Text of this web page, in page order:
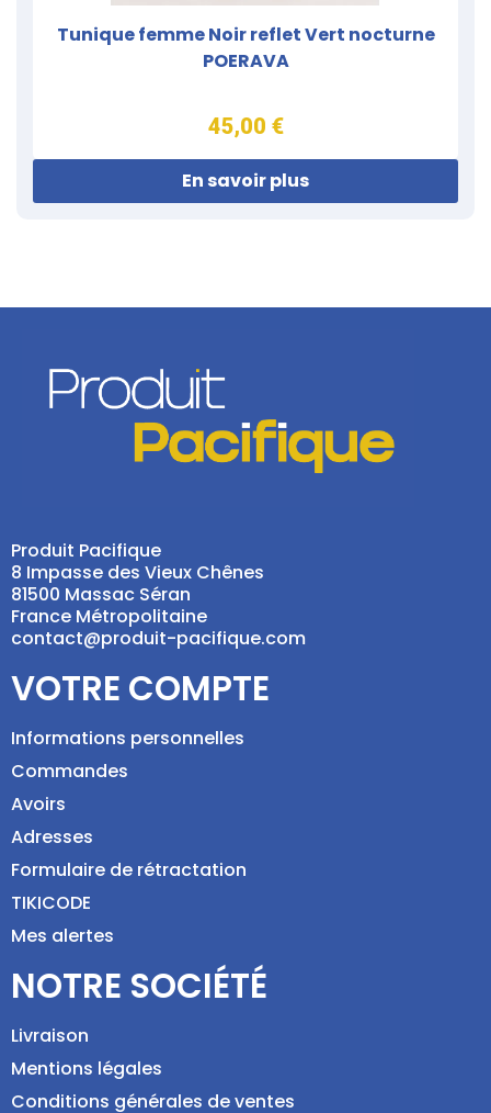
Tunique femme Noir reflet Vert nocturne
POERAVA
45,00 €
En savoir plus
Produit Pacifique
8 Impasse des Vieux Chênes
81500 Massac Séran
France Métropolitaine
contact@produit-pacifique.com
VOTRE COMPTE
Informations personnelles
Commandes
Avoirs
Adresses
Formulaire de rétractation
TIKICODE
Mes alertes
NOTRE SOCIÉTÉ
Livraison
Mentions légales
Conditions générales de ventes